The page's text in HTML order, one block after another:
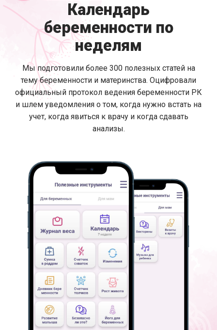
Календарь
беременности по
неделям
Мы подготовили более 300 полезных статей на
тему беременности и материнства. Оцифровали
официальный протокол ведения беременности РК
и шлем уведомления о том, когда нужно встать на
учет, когда явиться к врачу и когда сдавать
анализы.